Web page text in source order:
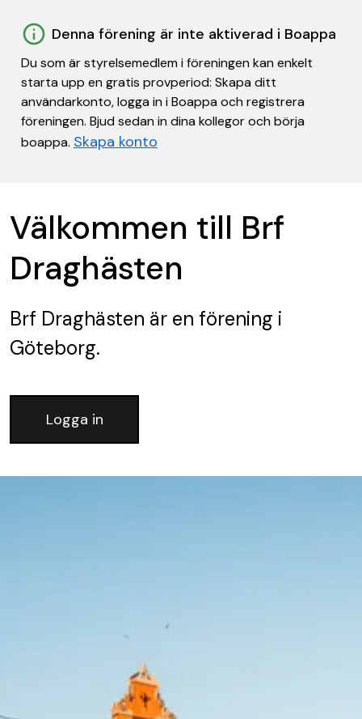
Denna förening är inte aktiverad i Boappa
Du som är styrelsemedlem i föreningen kan enkelt
starta upp en gratis provperiod: Skapa ditt
användarkonto, logga in i Boappa och registrera
föreningen. Bjud sedan in dina kollegor och börja
boappa. Skapa konto
Välkommen till Brf
Draghästen
Brf Draghästen är en förening i
Göteborg.
Logga in